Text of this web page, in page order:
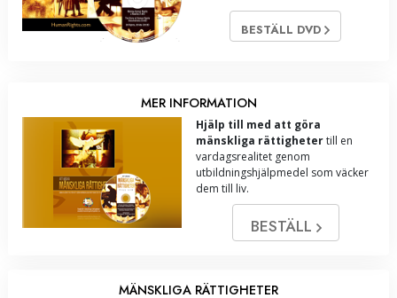
BESTÄLL DVD
MER INFORMATION
Hjälp till med att göra
mänskliga rättighetertill en
vardagsrealitet genom
utbildningshjälpmedel som väcker
dem till liv.
BESTÄLL
MÄNSKLIGA RÄTTIGHETER